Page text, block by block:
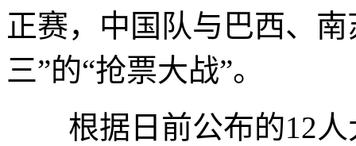
正赛，中国队与巴西、
三”的“抢票大战”。
根据日前公布的12人